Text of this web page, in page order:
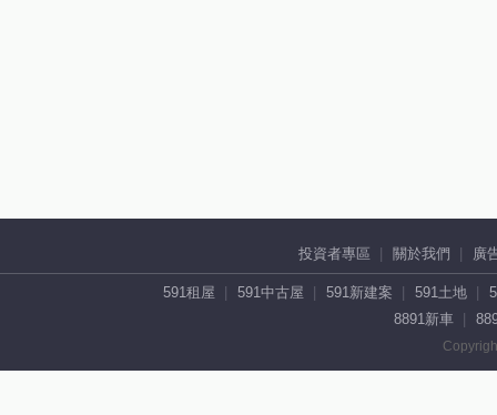
投資者專區 關於我們 廣
591租屋 591中古屋 591新建案 591土地
8891新車